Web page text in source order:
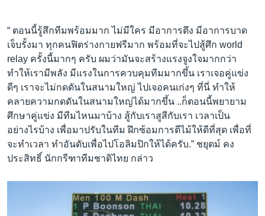
“ ตอนนี้รู้สึกทีมพร้อมมาก ไม่มีใคร มีอาการตึง มีอาการบาด
เจ็บรั้งมา ทุกคนฟิตร่างกายฟรีมาก พร้อมที่จะไปสู้ศึก world
relay ครั้งนี้มากๆ ครับ ผมว่ามันจะสร้างแรงจูงใจมากกว่า
ทำให้เรามีพลัง มีแรงในการควบคุมทีมมากขึ้น เราเจอคู่แข่ง
ดีๆ เราจะไม่กดดันในสนามใหญ่ ไปเจอคนเก่งๆ ที่นี่ ทำให้
คลายความกดดันในสนามใหญ่ได้มากขึ้น ..ก็ตอนนี้พยายาม
ศึกษาคู่แข่ง มีทีมไหนมาบ้าง สู้กับเราสูสีกับเรา เวลาเป็น
อย่างไรบ้าง เพื่อมาปรับในทีม ฝึกซ้อมการตีไม้ให้ดีที่สุด เพื่อที่
จะทำเวลา ทำอันดับเพื่อไปโอลิมปิกให้ได้ครับ.” ชยุตม์ คง
ประสิทธิ์ นักกรีฑาทีมชาติไทย กล่าว